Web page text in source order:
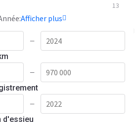
13
Afficher plus
—
—
—
d'essieu